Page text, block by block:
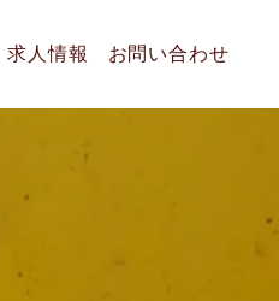
求人情報 お問い合わせ